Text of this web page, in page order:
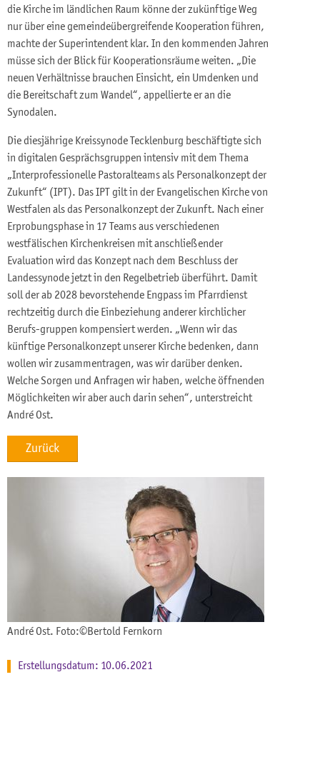
die Kirche im ländlichen Raum könne der zukünftige Weg
nur über eine gemeindeübergreifende Kooperation führen,
machte der Superintendent klar. In den kommenden Jahren
müsse sich der Blick für Kooperationsräume weiten. „Die
neuen Verhältnisse brauchen Einsicht, ein Umdenken und
die Bereitschaft zum Wandel“, appellierte er an die
Synodalen.
Die diesjährige Kreissynode Tecklenburg beschäftigte sich
in digitalen Gesprächsgruppen intensiv mit dem Thema
„Interprofessionelle Pastoralteams als Personalkonzept der
Zukunft“ (IPT). Das IPT gilt in der Evangelischen Kirche von
Westfalen als das Personalkonzept der Zukunft. Nach einer
Erprobungsphase in 17 Teams aus verschiedenen
westfälischen Kirchenkreisen mit anschließender
Evaluation wird das Konzept nach dem Beschluss der
Landessynode jetzt in den Regelbetrieb überführt. Damit
soll der ab 2028 bevorstehende Engpass im Pfarrdienst
rechtzeitig durch die Einbeziehung anderer kirchlicher
Berufs-gruppen kompensiert werden. „Wenn wir das
künftige Personalkonzept unserer Kirche bedenken, dann
wollen wir zusammentragen, was wir darüber denken.
Welche Sorgen und Anfragen wir haben, welche öffnenden
Möglichkeiten wir aber auch darin sehen“, unterstreicht
André Ost.
Zurück
André Ost. Foto:©Bertold Fernkorn
Erstellungsdatum: 10.06.2021